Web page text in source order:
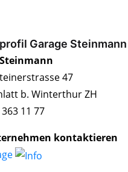
Garage Steinmann
47
b. Winterthur ZH
11 77
kontaktieren